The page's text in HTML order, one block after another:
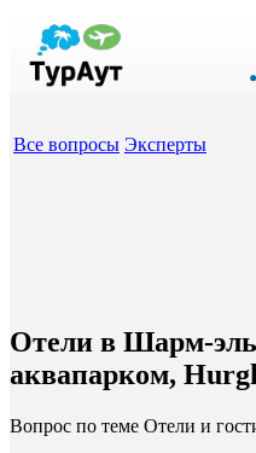
Все вопросы Эксперты
Отели в Шарм-
аквапарком,
Вопрос по теме Отели и